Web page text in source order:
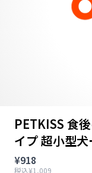
PETKISS 食
イプ 超小型
¥918
税込¥1,009